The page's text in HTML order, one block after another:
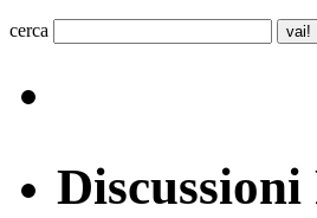
cerca
Discussioni